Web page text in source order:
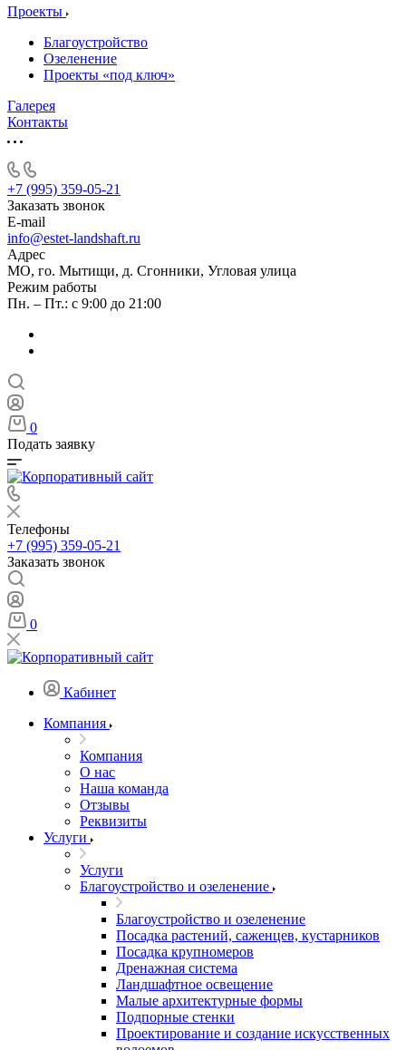
Проекты
Благоустройство
Озеленение
Проекты «под ключ»
Галерея
Контакты
+7 (995) 359-05-21
Заказать звонок
E-mail
info@estet-landshaft.ru
Адрес
МО, го. Мытищи, д. Сгонники, Угловая улица
Режим работы
Пн. – Пт.: с 9:00 до 21:00
0
Подать заявку
Телефоны
+7 (995) 359-05-21
Заказать звонок
0
Кабинет
Компания
Компания
О нас
Наша команда
Отзывы
Реквизиты
Услуги
Услуги
Благоустройство и озеленение
Благоустройство и озеленение
Посадка растений, саженцев, кустарников
Посадка крупномеров
Дренажная система
Ландшафтное освещение
Малые архитектурные формы
Подпорные стенки
Проектирование и создание искусственных